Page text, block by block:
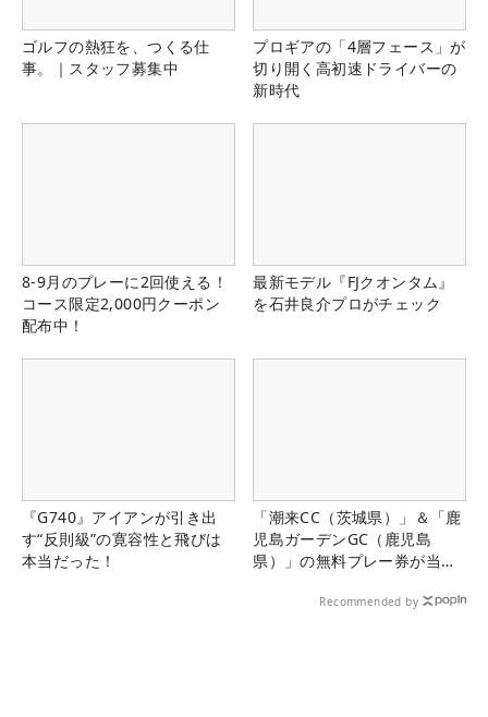
ゴルフの熱狂を、つくる仕
事。｜スタッフ募集中
プロギアの「4層フェース」が
切り開く高初速ドライバーの
新時代
8-9月のプレーに2回使える！
コース限定2,000円クーポン
配布中！
最新モデル『FJクオンタム』
を石井良介プロがチェック
『G740』アイアンが引き出
す“反則級”の寛容性と飛びは
本当だった！
「潮来CC（茨城県）」＆「鹿
児島ガーデンGC（鹿児島
県）」の無料プレー券が当た
Recommended by